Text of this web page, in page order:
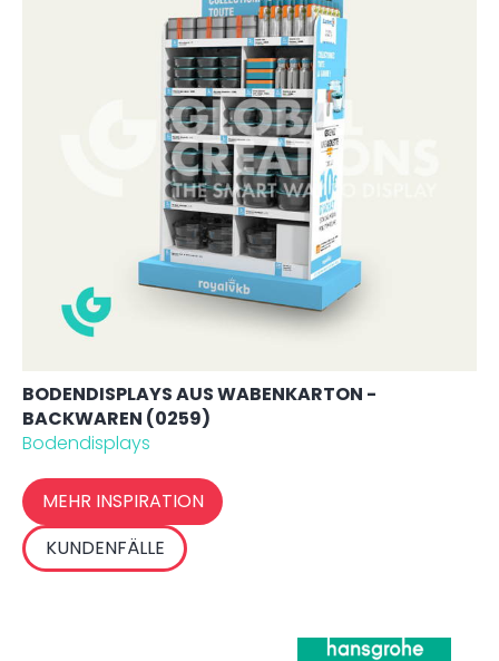
BODENDISPLAYS AUS WABENKARTON -
BACKWAREN (0259)
Bodendisplays
MEHR INSPIRATION
KUNDENFÄLLE